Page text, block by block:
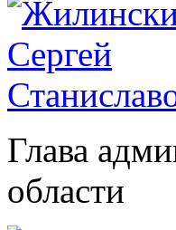
Глава
области